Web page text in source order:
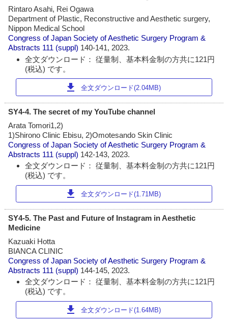
Rintaro Asahi, Rei Ogawa
Department of Plastic, Reconstructive and Aesthetic surgery,
Nippon Medical School
Congress of Japan Society of Aesthetic Surgery Program &
Abstracts 111 (suppl) 140-141, 2023.
全文ダウンロード： 従量制、基本料金制の方共に121円
(税込) です。
download 全文ダウンロード(2.04MB)
SY4-4. The secret of my YouTube channel
Arata Tomori1,2)
1)Shirono Clinic Ebisu, 2)Omotesando Skin Clinic
Congress of Japan Society of Aesthetic Surgery Program &
Abstracts 111 (suppl) 142-143, 2023.
全文ダウンロード： 従量制、基本料金制の方共に121円
(税込) です。
download 全文ダウンロード(1.71MB)
SY4-5. The Past and Future of Instagram in Aesthetic
Medicine
Kazuaki Hotta
BIANCA CLINIC
Congress of Japan Society of Aesthetic Surgery Program &
Abstracts 111 (suppl) 144-145, 2023.
全文ダウンロード： 従量制、基本料金制の方共に121円
(税込) です。
download 全文ダウンロード(1.64MB)